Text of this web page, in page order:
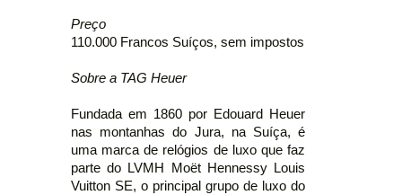
Preço
110.000 Francos Suíços, sem impostos
Sobre a TAG Heuer
Fundada em 1860 por Edouard Heuer
nas montanhas do Jura, na Suíça, é
uma marca de relógios de luxo que faz
parte do LVMH Moët Hennessy Louis
Vuitton SE, o principal grupo de luxo do